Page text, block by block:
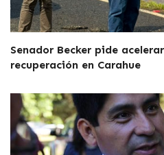
Senador Becker pide
recuperación en Carahue